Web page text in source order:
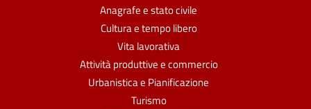
Anagrafe e stato civile
Cultura e tempo libero
Vita lavorativa
Attività produttive e commercio
Urbanistica e Pianificazione
Turismo